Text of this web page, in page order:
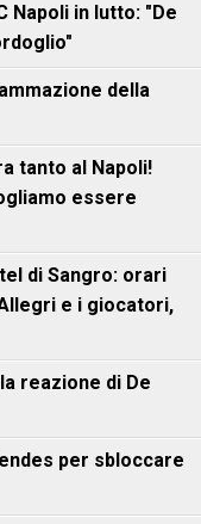
Napoli in lutto: "De
della
tanto al Napoli!
essere
di Sangro: orari
e i giocatori,
reazione di De
per sbloccare